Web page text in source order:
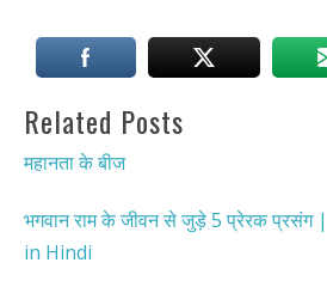
Related Posts
महानता के बीज
भगवान राम के जीवन से जुड़े 5 प्रेरक
in Hindi